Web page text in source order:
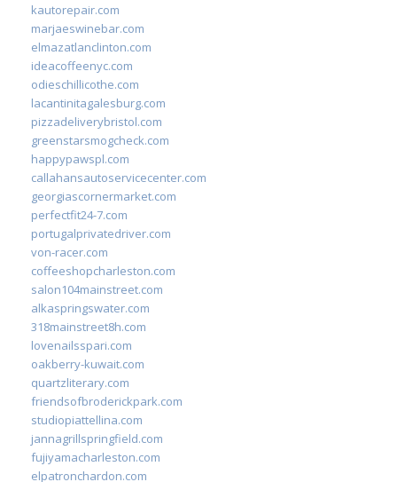
kautorepair.com
marjaeswinebar.com
elmazatlanclinton.com
ideacoffeenyc.com
odieschillicothe.com
lacantinitagalesburg.com
pizzadeliverybristol.com
greenstarsmogcheck.com
happypawspl.com
callahansautoservicecenter.com
georgiascornermarket.com
perfectfit24-7.com
portugalprivatedriver.com
von-racer.com
coffeeshopcharleston.com
salon104mainstreet.com
alkaspringswater.com
318mainstreet8h.com
lovenailsspari.com
oakberry-kuwait.com
quartzliterary.com
friendsofbroderickpark.com
studiopiattellina.com
jannagrillspringfield.com
fujiyamacharleston.com
elpatronchardon.com